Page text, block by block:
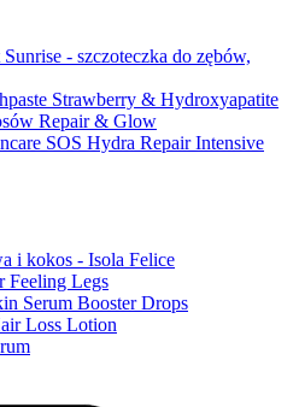
- szczoteczka do zębów,
Strawberry & Hydroxyapatite
Repair & Glow
SOS Hydra Repair Intensive
i kokos - Isola Felice
Feeling Legs
Serum Booster Drops
Loss Lotion